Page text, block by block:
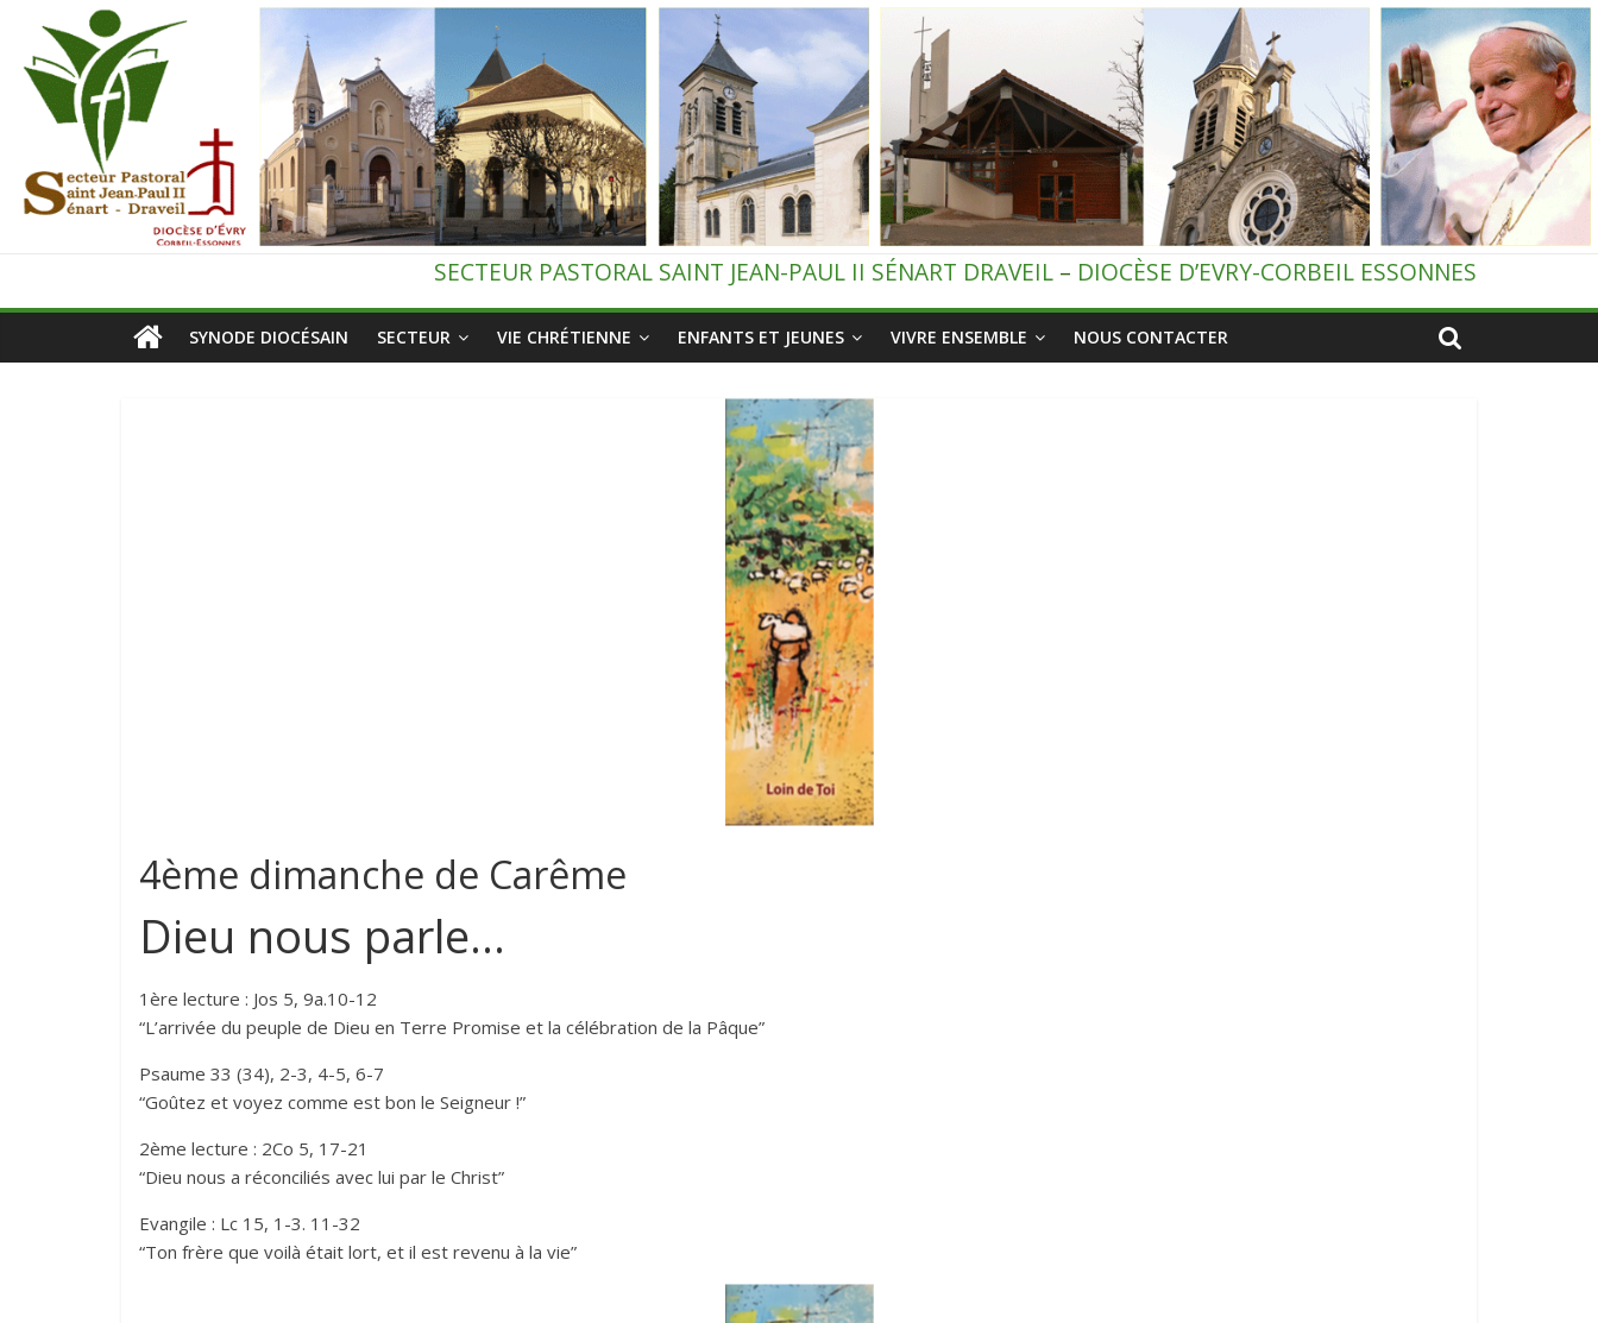
contenu
pastoral
SECTEUR PASTORAL SAINT JEAN-PAUL II SÉNART DRAVEIL – DIOCÈSE D’EVRY-CORBEIL ESSONNES
SYNODE DIOCÉSAIN SECTEUR VIE CHRÉTIENNE ENFANTS ET JEUNES VIVRE ENSEMBLE NOUS CONTACTER
4ème dimanche de Carême
Dieu nous parle…
1ère lecture : Jos 5, 9a.10-12
“L’arrivée du peuple de Dieu en Terre Promise et la célébration de la Pâque”
Psaume 33 (34), 2-3, 4-5, 6-7
“Goûtez et voyez comme est bon le Seigneur !”
2ème lecture : 2Co 5, 17-21
“Dieu nous a réconciliés avec lui par le Christ”
Evangile : Lc 15, 1-3. 11-32
“Ton frère que voilà était lort, et il est revenu à la vie”